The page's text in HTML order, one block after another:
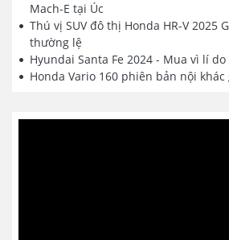
Mach-E tại Úc
Thú vị SUV đô thị Honda HR-V 2025
thường lệ
Hyundai Santa Fe 2024 - Mua vì lí do
Honda Vario 160 phiên bản nội khác